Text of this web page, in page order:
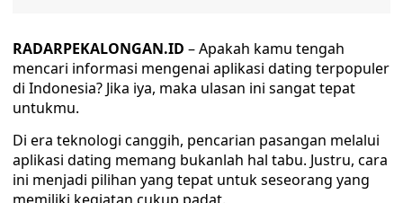
RADARPEKALONGAN.ID – Apakah kamu tengah
mencari informasi mengenai aplikasi dating terpopuler
di Indonesia? Jika iya, maka ulasan ini sangat tepat
untukmu.
Di era teknologi canggih, pencarian pasangan melalui
aplikasi dating memang bukanlah hal tabu. Justru, cara
ini menjadi pilihan yang tepat untuk seseorang yang